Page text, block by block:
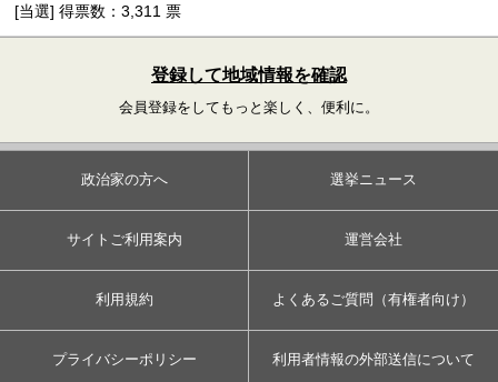
[当選] 得票数：3,311 票
登録して地域情報を確認
会員登録をしてもっと楽しく、便利に。
政治家の方へ 選挙ニュース
サイトご利用案内 運営会社
利用規約 よくあるご質問（有権者向け）
プライバシーポリシー 利用者情報の外部送信について